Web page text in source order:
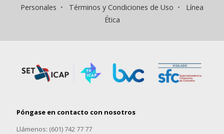
Personales • Términos y Condiciones de Uso • Línea
Ética
Póngase en contacto con nosotros
Llámenos: (601) 742 77 77